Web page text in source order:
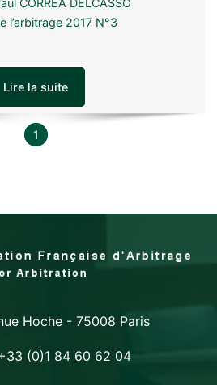
l’arbitrage 2017 N°3
Lire la suite
1
Hoche - 75008 Paris
(0)1 84 60 62 04